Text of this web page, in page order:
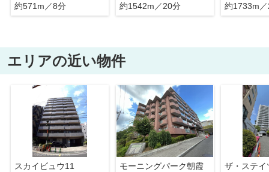
約571m／8分
約1542m／20分
約1733m
エリアの近い物件
スカイビュウ11
モーニングパーク朝霞